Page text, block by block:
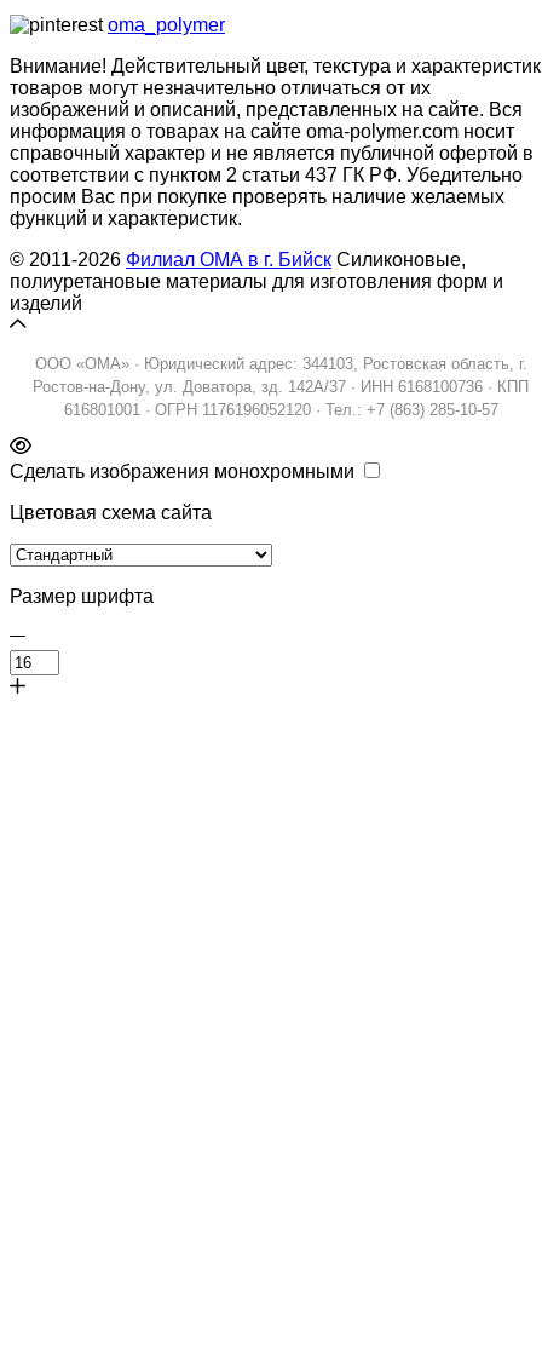
oma_polymer
Внимание! Действительный цвет, текстура и
товаров могут незначительно отличаться от их
изображений и описаний, представленных на сайте. Вся
информация о товарах на сайте oma-polymer.com носит
справочный характер и не является публичной офертой в
соответствии с пунктом 2 статьи 437 ГК РФ. Убедительно
просим Вас при покупке проверять наличие желаемых
функций и характеристик.
© 2011-2026 Филиал ОМА в г. Бийск Силиконовые,
полиуретановые материалы для изготовления форм и
изделий
ООО «ОМА» · Юридический адрес: 344103, Ростовская область, г.
Ростов-на-Дону, ул. Доватора, зд. 142А/37 · ИНН 6168100736 · КПП
616801001 · ОГРН 1176196052120 · Тел.: +7 (863) 285-10-57
Сделать изображения монохромными
Цветовая схема сайта
Размер шрифта